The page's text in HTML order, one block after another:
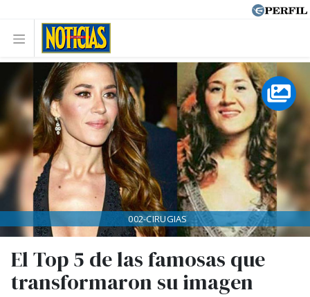
El Top 5 de las famosas que
transformaron su imagen
002-CIRUGIAS